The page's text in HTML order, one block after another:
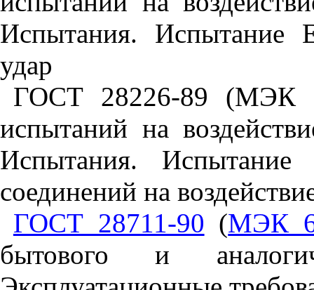
Испытания. Испытание
удар
ГОСТ 28226-89 (МЭК
испытаний на
Испытания.
соединений на
ГОСТ 28711-90 (МЭК
бытового и